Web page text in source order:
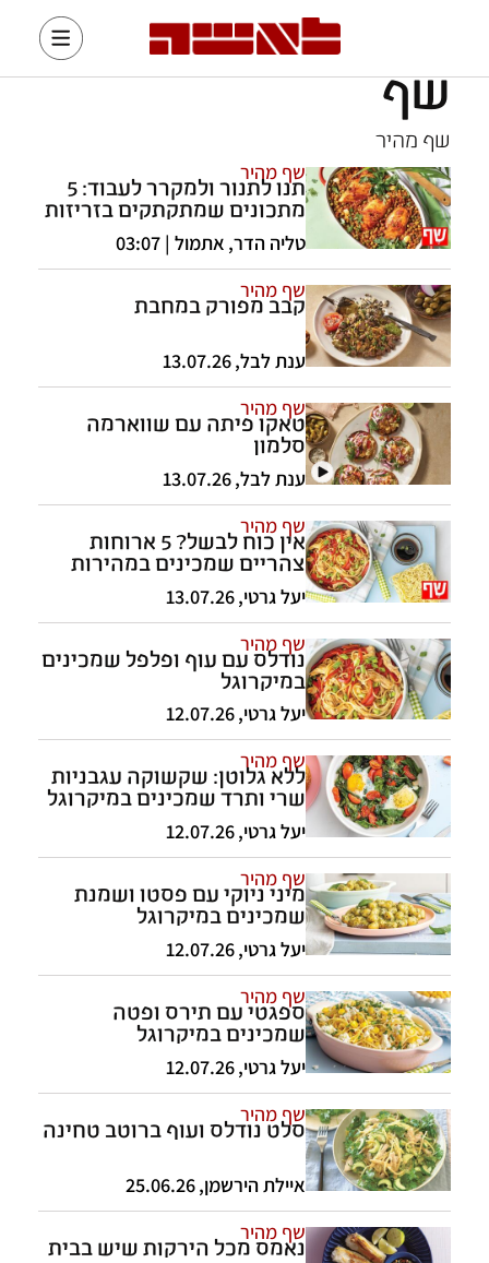
שף
שף מהיר
שף מהיר תנו לתנור ולמקרר לעבוד: 5
מתכונים שמתקתקים בזריזות
טליה הדר, אתמול | 03:07
שף מהיר
קבב מפורק במחבת
ענת לבל,
13.07.26
שף מהיר
טאקו פיתה עם שווארמה
סלמון
ענת לבל,
13.07.26
שף מהיר
אין כוח לבשל? 5 ארוחות
צהריים שמכינים במהירות
במיקרוגל
יעל גרטי,
13.07.26
שף מהיר
נודלס עם עוף ופלפל שמכינים
במיקרוגל
יעל גרטי,
12.07.26
שף מהיר
ללא גלוטן: שקשוקה עגבניות
שרי ותרד שמכינים במיקרוגל
יעל גרטי,
12.07.26
שף מהיר
מיני ניוקי עם פסטו ושמנת
שמכינים במיקרוגל
יעל גרטי,
12.07.26
שף מהיר
ספגטי עם תירס ופטה
שמכינים במיקרוגל
יעל גרטי,
12.07.26
שף מהיר
סלט נודלס ועוף ברוטב טחינה
איילת הירשמן,
25.06.26
שף מהיר
נאמס מכל הירקות שיש בבית